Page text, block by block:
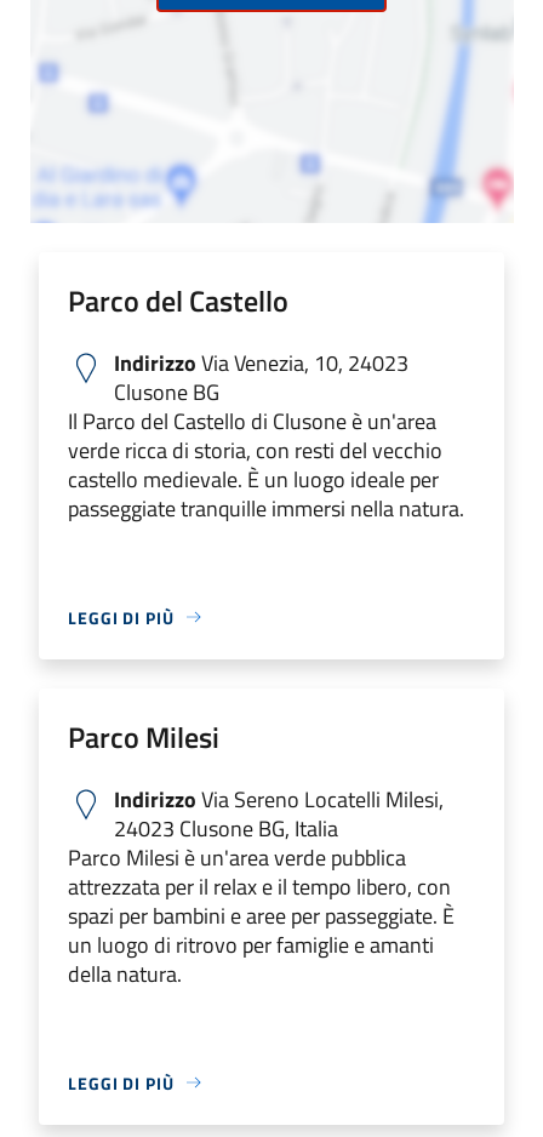
Parco del Castello
IndirizzoVia Venezia, 10, 24023
Clusone BG
Il Parco del Castello di Clusone è un'area
verde ricca di storia, con resti del vecchio
castello medievale. È un luogo ideale per
passeggiate tranquille immersi nella natura.
LEGGI DI PIÙ
Parco Milesi
IndirizzoVia Sereno Locatelli Milesi,
24023 Clusone BG, Italia
Parco Milesi è un'area verde pubblica
attrezzata per il relax e il tempo libero, con
spazi per bambini e aree per passeggiate. È
un luogo di ritrovo per famiglie e amanti
della natura.
LEGGI DI PIÙ